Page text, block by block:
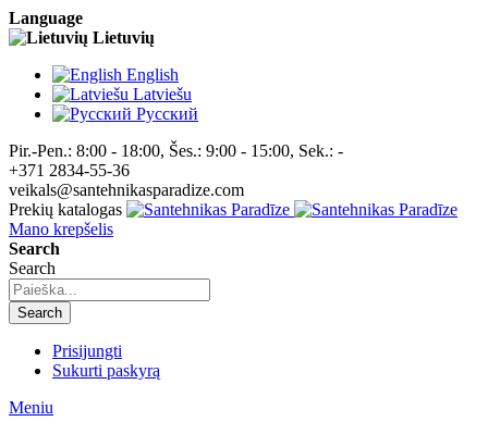
Language
Lietuvių
English
Latviešu
Pусский
Pir.-Pen.: 8:00 - 18:00, Šes.: 9:00 - 15:00, Sek.: -
+371 2834-55-36
veikals@santehnikasparadize.com
Prekių katalogas
Mano krepšelis
Search
Search
Search
Prisijungti
Sukurti paskyrą
Meniu